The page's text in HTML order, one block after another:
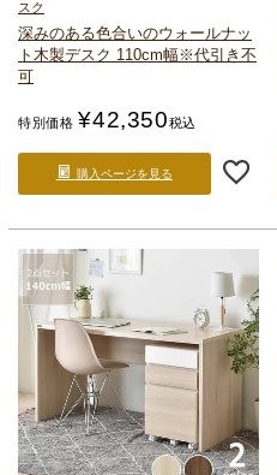
スク
深みのある色合いのウォールナッ
ト木製デスク 110cm幅※代引き不
可
特別価格 ¥42,350税込
購入ページを見る